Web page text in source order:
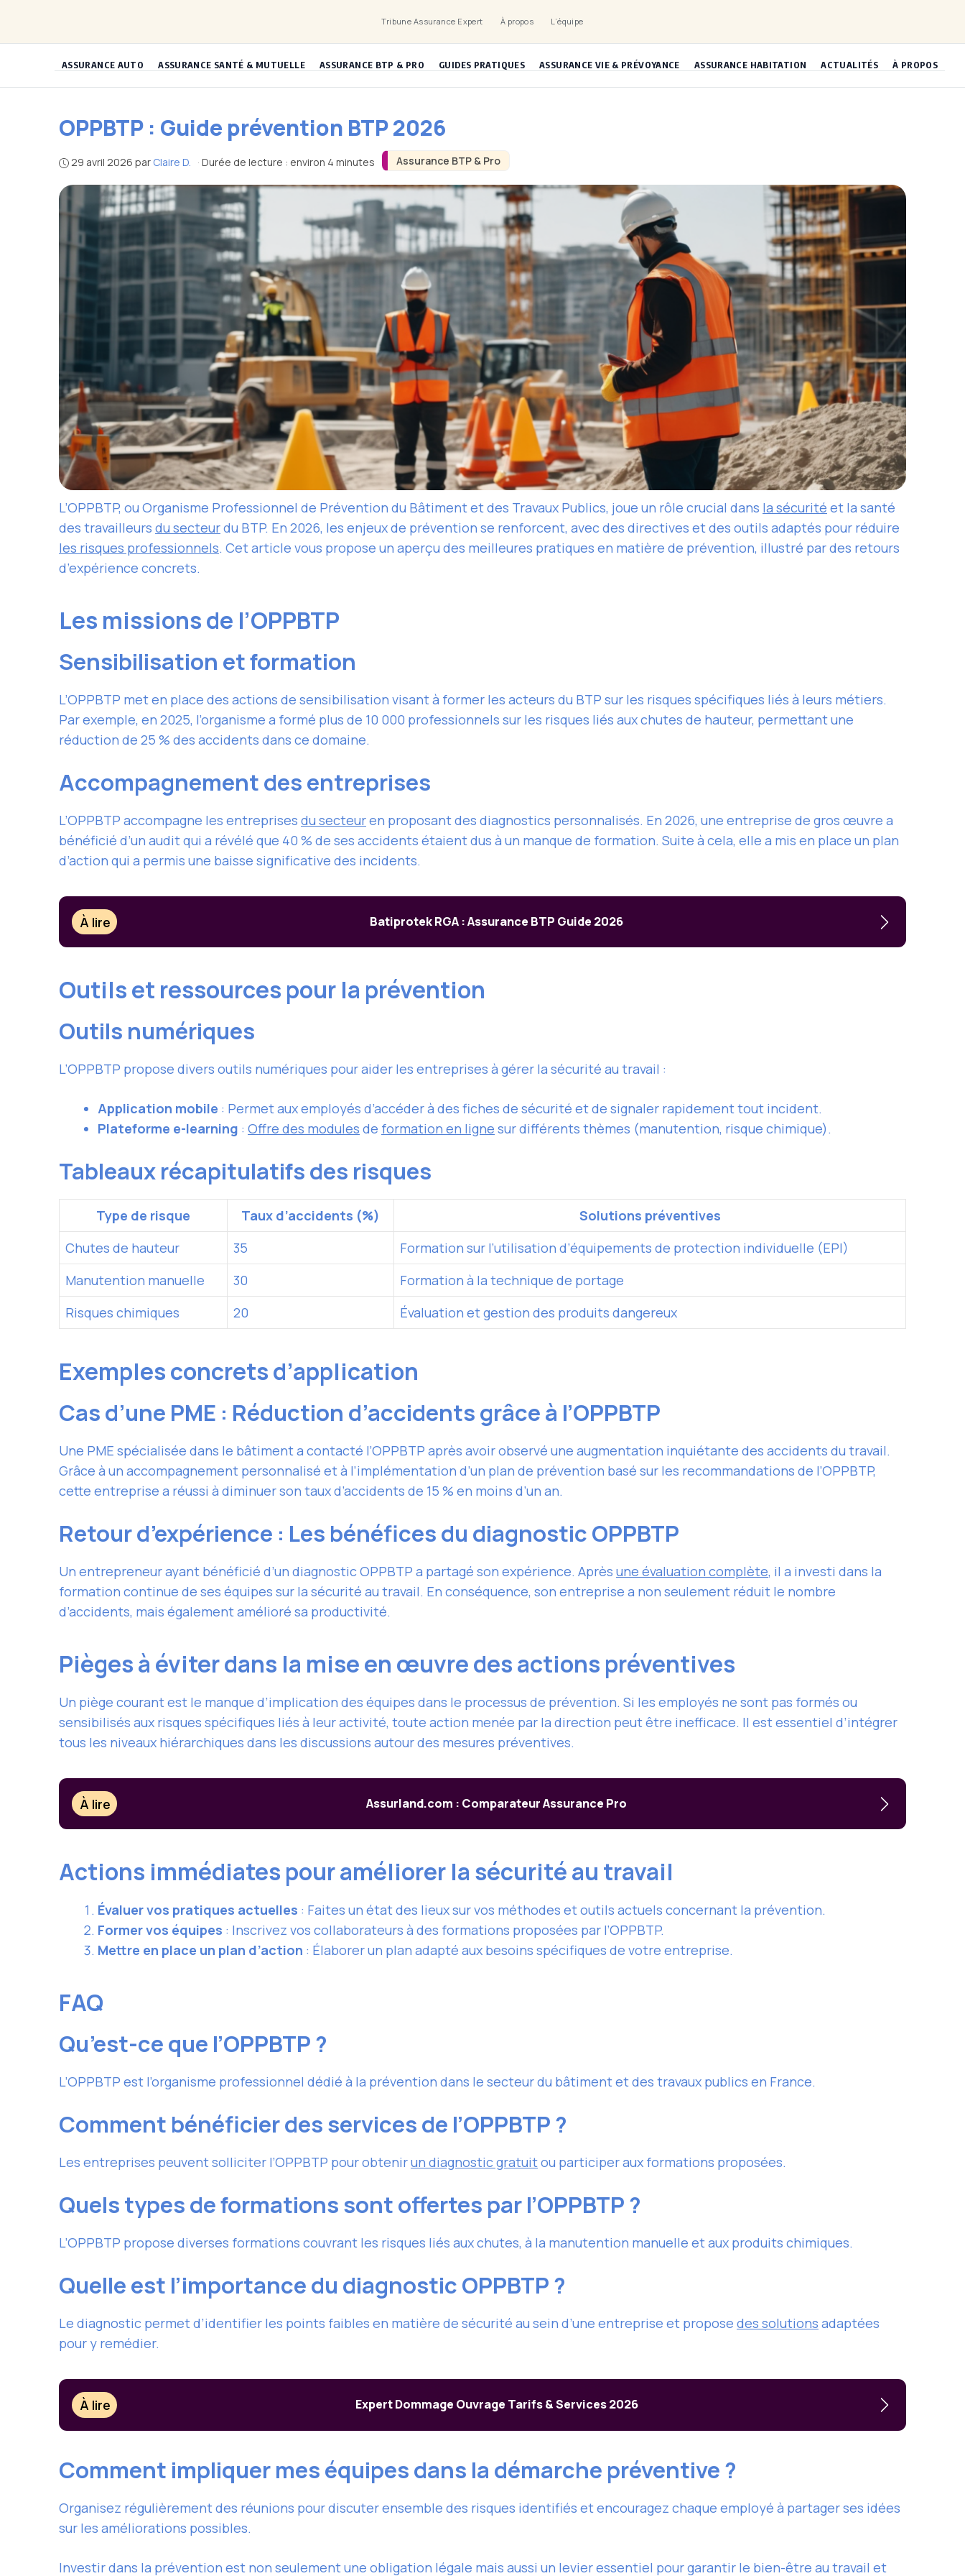
contenu
Tribune Assurance Expert À propos L’équipe
ASSURANCE AUTO ASSURANCE SANTÉ & MUTUELLE ASSURANCE BTP & PRO GUIDES PRATIQUES ASSURANCE VIE & PRÉVOYANCE ASSURANCE HABITATION ACTUALITÉS À PROPOS
Assurance BTP & Pro
OPPBTP : Guide prévention BTP 2026
29 avril 2026 par Claire D. · Durée de lecture : environ 4 minutes
L’OPPBTP, ou Organisme Professionnel de Prévention du Bâtiment et des Travaux Publics, joue un rôle crucial dans la sécurité et la santé
des travailleurs du secteurdu BTP. En 2026, les enjeux de prévention se renforcent, avec des directives et des outils adaptés pour réduire
les risques professionnels. Cet article vous propose un aperçu des meilleures pratiques en matière de prévention, illustré par des retours
d’expérience concrets.
Les missions de l’OPPBTP
Sensibilisation et formation
L’OPPBTP met en place des actions de sensibilisation visant à former les acteurs du BTP sur les risques spécifiques liés à leurs métiers.
Par exemple, en 2025, l’organisme a formé plus de 10 000 professionnels sur les risques liés aux chutes de hauteur, permettant une
réduction de 25 % des accidents dans ce domaine.
Accompagnement des entreprises
L’OPPBTP accompagne les entreprises du secteuren proposant des diagnostics personnalisés. En 2026, une entreprise de gros œuvre a
bénéficié d’un audit qui a révélé que 40 % de ses accidents étaient dus à un manque de formation. Suite à cela, elle a mis en place un plan
d’action qui a permis une baisse significative des incidents.
À lire Batiprotek RGA : Assurance BTP Guide 2026
Outils et ressources pour la prévention
Outils numériques
L’OPPBTP propose divers outils numériques pour aider les entreprises à gérer la sécurité au travail :
Application mobile : Permet aux employés d’accéder à des fiches de sécurité et de signaler rapidement tout incident.
Plateforme e-learning : Offre des modules de formation en ligne sur différents thèmes (manutention, risque chimique).
Tableaux récapitulatifs des risques
Type de risque Taux d’accidents (%)
Solutions préventives
Chutes de hauteur
35 Formation sur l’utilisation d’équipements de protection individuelle (EPI)
Manutention manuelle
30
Formation à la technique de portage
Risques chimiques
20 Évaluation et gestion des produits dangereux
Exemples concrets d’application
Cas d’une PME : Réduction d’accidents grâce à l’OPPBTP
Une PME spécialisée dans le bâtiment a contacté l’OPPBTP après avoir observé une augmentation inquiétante des accidents du travail.
Grâce à un accompagnement personnalisé et à l’implémentation d’un plan de prévention basé sur les recommandations de l’OPPBTP,
cette entreprise a réussi à diminuer son taux d’accidents de 15 % en moins d’un an.
Retour d’expérience : Les bénéfices du diagnostic OPPBTP
Un entrepreneur ayant bénéficié d’un diagnostic OPPBTP a partagé son expérience. Après une évaluation complète, il a investi dans la
formation continue de ses équipes sur la sécurité au travail. En conséquence, son entreprise a non seulement réduit le nombre
d’accidents, mais également amélioré sa productivité.
Pièges à éviter dans la mise en œuvre des actions préventives
Un piège courant est le manque d’implication des équipes dans le processus de prévention. Si les employés ne sont pas formés ou
sensibilisés aux risques spécifiques liés à leur activité, toute action menée par la direction peut être inefficace. Il est essentiel d’intégrer
tous les niveaux hiérarchiques dans les discussions autour des mesures préventives.
À lire Assurland.com : Comparateur Assurance Pro
Actions immédiates pour améliorer la sécurité au travail
Évaluer vos pratiques actuelles : Faites un état des lieux sur vos méthodes et outils actuels concernant la prévention.
Former vos équipes : Inscrivez vos collaborateurs à des formations proposées par l’OPPBTP.
Mettre en place un plan d’action : Élaborer un plan adapté aux besoins spécifiques de votre entreprise.
FAQ
Qu’est-ce que l’OPPBTP ?
L’OPPBTP est l’organisme professionnel dédié à la prévention dans le secteur du bâtiment et des travaux publics en France.
Comment bénéficier des services de l’OPPBTP ?
Les entreprises peuvent solliciter l’OPPBTP pour obtenirun diagnostic gratuitou participer aux formations proposées.
Quels types de formations sont offertes par l’OPPBTP ?
L’OPPBTP propose diverses formations couvrant les risques liés aux chutes, à la manutention manuelle et aux produits chimiques.
Quelle est l’importance du diagnostic OPPBTP ?
Le diagnostic permet d’identifier les points faibles en matière de sécurité au sein d’une entreprise et propose des solutions adaptées
pour y remédier.
À lire Expert Dommage Ouvrage Tarifs & Services 2026
Comment impliquer mes équipes dans la démarche préventive ?
Organisez régulièrement des réunions pour discuter ensemble des risques identifiés et encouragez chaque employé à partager ses idées
sur les améliorations possibles.
Investir dans la prévention est non seulement une obligation légale mais aussi un levier essentiel pour garantir le bien-être au travail et